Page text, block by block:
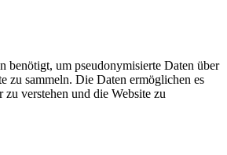
benötigt, um pseudonymisierte Daten über
zu sammeln. Die Daten ermöglichen es
zu verstehen und die Website zu